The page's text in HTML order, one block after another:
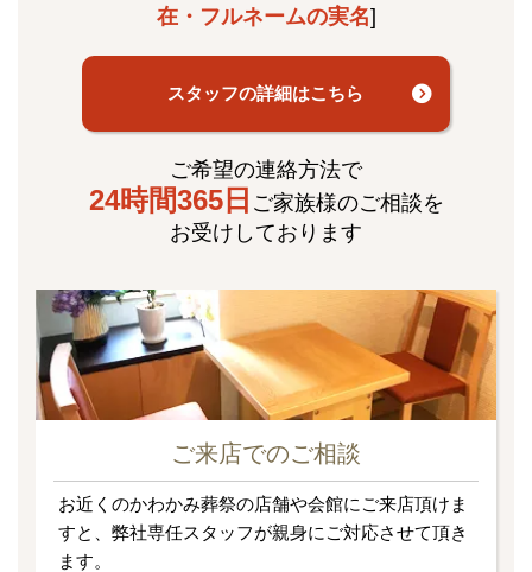
在・フルネームの実名]
スタッフの詳細はこちら
ご希望の連絡方法で
24時間365日 ご家族様のご相談を
お受けしております
ご来店でのご相談
お近くのかわかみ葬祭の店舗や会館にご来店頂けま
すと、弊社専任スタッフが親身にご対応させて頂き
ます。